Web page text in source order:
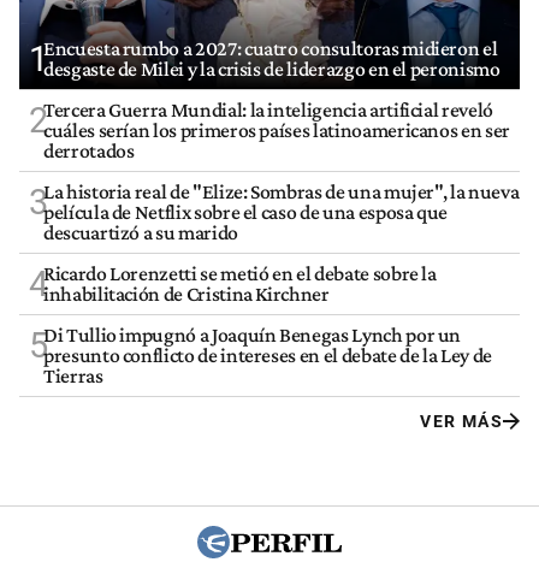
1Encuesta rumbo a 2027: cuatro consultoras midieron el
desgaste de Milei y la crisis de liderazgo en el peronismo
2Tercera Guerra Mundial: la inteligencia artificial reveló
cuáles serían los primeros países latinoamericanos en ser
derrotados
3La historia real de "Elize: Sombras de una mujer", la nueva
película de Netflix sobre el caso de una esposa que
descuartizó a su marido
4Ricardo Lorenzetti se metió en el debate sobre la
inhabilitación de Cristina Kirchner
5Di Tullio impugnó a Joaquín Benegas Lynch por un
presunto conflicto de intereses en el debate de la Ley de
Tierras
VER MÁS